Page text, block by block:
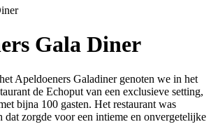
Gala Diner
Apeldoeners Galadiner genoten we in het
de Echoput van een exclusieve setting,
bijna 100 gasten. Het restaurant was
dat zorgde voor een intieme en onvergetelijke